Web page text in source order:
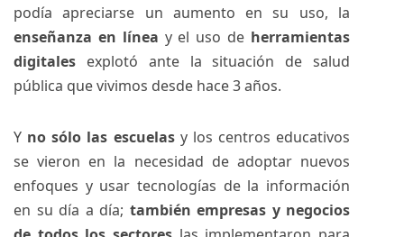
podía apreciarse un aumento en su uso, la
enseñanza en línea y el uso de herramientas
digitales explotó ante la situación de salud
pública que vivimos desde hace 3 años.
Y no sólo las escuelasy los centros educativos
se vieron en la necesidad de adoptar nuevos
enfoques y usar tecnologías de la información
en su día a día; también empresas y negocios